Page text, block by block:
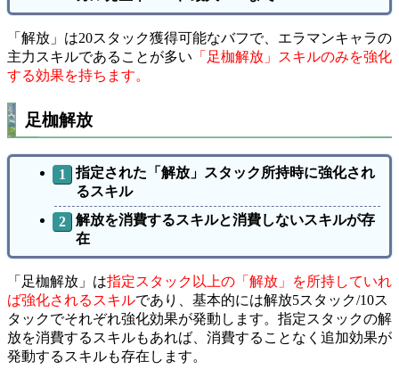
「解放」は20スタック獲得可能なバフで、エラマンキャラの
主力スキルであることが多い 「足枷解放」スキルのみを強化
する効果を持ちます。
足枷解放
指定された「解放」スタック所持時に強化され
るスキル
解放を消費するスキルと消費しないスキルが存
在
「足枷解放」は指定スタック以上の「解放」を所持していれ
ば強化されるスキルであり、基本的には解放5スタック/10ス
タックでそれぞれ強化効果が発動します。指定スタックの解
放を消費するスキルもあれば、消費することなく追加効果が
発動するスキルも存在します。